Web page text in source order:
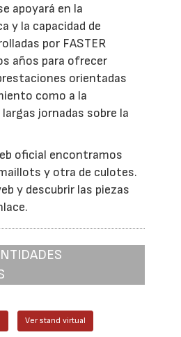
apoyará en la
y la capacidad de
por FASTER
años para ofrecer
orientadas
como a la
jornadas sobre la
oficial encontramos
y otra de culotes.
y descubrir las piezas
Ver stand virtual